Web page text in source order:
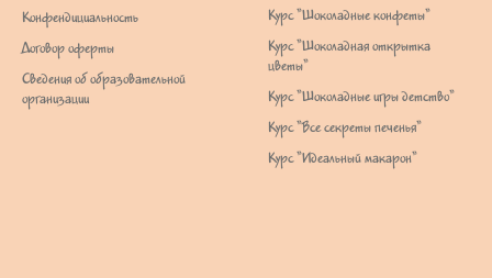
Конфендициальность
Договор оферты
Сведения об образовательной
организации
Курс "Шоколадные конфеты"
Курс "Шоколадная открытка
цветы"
Курс "Шоколадные игры детство"
Курс "Все секреты печенья"
Курс "Идеальный макарон"